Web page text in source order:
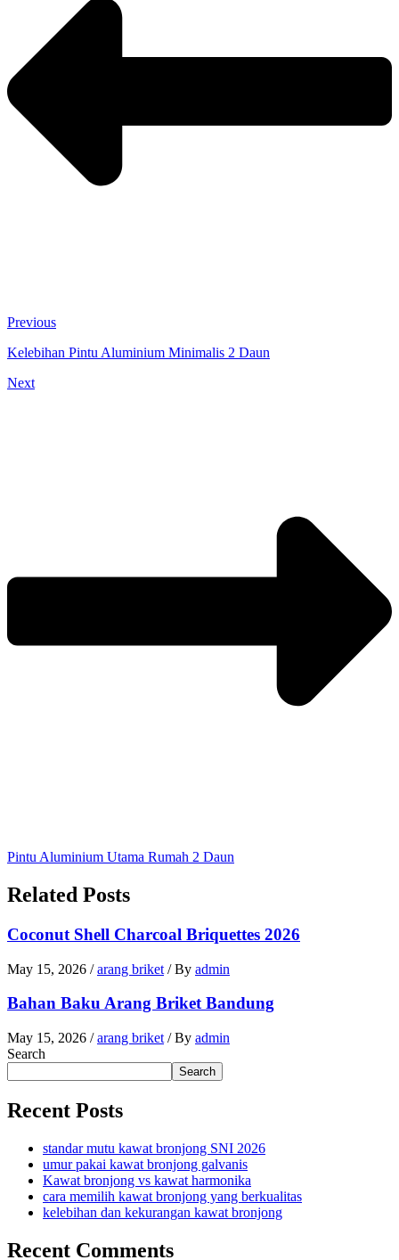
Previous
Kelebihan Pintu Aluminium Minimalis 2 Daun
Next
Pintu Aluminium Utama Rumah 2 Daun
Related Posts
Coconut Shell Charcoal Briquettes 2026
May 15, 2026 /arang briket / By admin
Bahan Baku Arang Briket Bandung
May 15, 2026 /arang briket / By admin
Search
Search
Recent Posts
standar mutu kawat bronjong SNI 2026
umur pakai kawat bronjong galvanis
Kawat bronjong vs kawat harmonika
cara memilih kawat bronjong yang berkualitas
kelebihan dan kekurangan kawat bronjong
Recent Comments